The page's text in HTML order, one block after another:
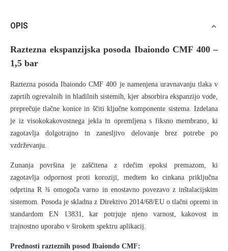
OPIS
Raztezna ekspanzijska posoda Ibaiondo CMF 400 –
1,5 bar
Raztezna posodaIbaiondo CMF 400 je namenjena uravnavanju tlaka v
zaprtih ogrevalnih in hladilnih sistemih, kjer absorbira ekspanzijo vode,
preprečuje tlačne konice in ščiti ključne komponente sistema. Izdelana
je iz visokokakovostnega jekla in opremljena s fiksno membrano, ki
zagotavlja dolgotrajno in zanesljivo delovanje brez potrebe po
vzdrževanju.
Zunanja površina je zaščitena z rdečim epoksi premazom, ki
zagotavlja odpornost proti koroziji, medtem ko cinkana priključna
odprtina R ¾omogoča varno in enostavno povezavo z inštalacijskim
sistemom. Posoda je skladna z Direktivo 2014/68/EU o tlačni opremi in
standardom
EN 13831, kar potrjuje njeno varnost, kakovost in
trajnostno uporabo v širokem spektru aplikacij.
Prednosti razteznih posod Ibaiondo CMF: